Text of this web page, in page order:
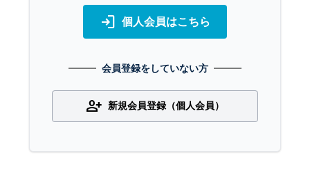
login 個人会員はこちら
会員登録をしていない方
person_add 新規会員登録（個人会員）